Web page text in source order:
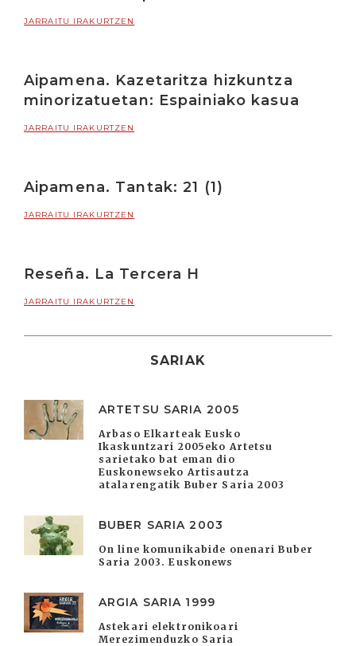
JARRAITU IRAKURTZEN
Aipamena. Kazetaritza hizkuntza
minorizatuetan: Espainiako kasua
JARRAITU IRAKURTZEN
Aipamena. Tantak: 21 (1)
JARRAITU IRAKURTZEN
Reseña. La Tercera H
JARRAITU IRAKURTZEN
SARIAK
ARTETSU SARIA 2005
Arbaso Elkarteak Eusko
Ikaskuntzari 2005eko Artetsu
sarietako bat eman dio
Euskonewseko Artisautza
atalarengatik Buber Saria 2003
BUBER SARIA 2003
On line komunikabide onenari Buber
Saria 2003. Euskonews
ARGIA SARIA 1999
Astekari elektronikoari
Merezimenduzko Saria